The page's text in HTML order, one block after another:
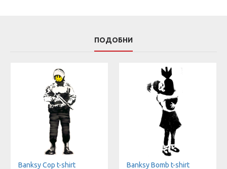
ПОДОБНИ
Banksy Cop t-shirt Banksy Bomb t-shirt